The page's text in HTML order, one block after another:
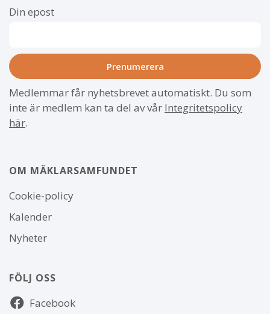
Din epost
Medlemmar får nyhetsbrevet automatiskt. Du som
inte är medlem kan ta del av vår Integritetspolicy
här.
OM MÄKLARSAMFUNDET
Om
webbplatsen
Cookie-policy
Kalender
Nyheter
FÖLJ OSS
Följ
oss Facebook